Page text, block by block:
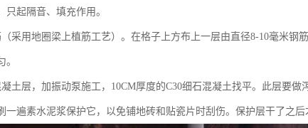
只起隔音、填充作用。
采用地圈梁上植筋工艺）。在格子上方布上一层由直径8-10毫米钢
。
土层，加振动泵施工，10CM厚度的C30细石混凝土找平。此层要
一遍素水泥浆保护它，以免铺地砖和贴瓷片时刮伤。保护层干了之后